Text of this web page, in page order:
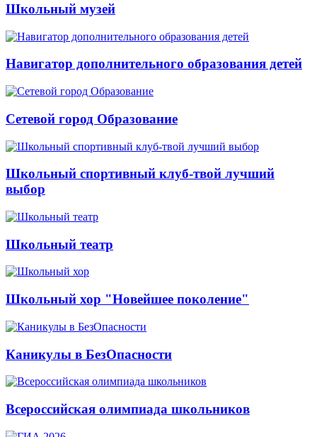
Школьный музей
Навигатор дополнительного образования детей
Сетевой город Образование
Школьный спортивный клуб-твой лучший
выбор
Школьный театр
Школьный хор "Новейшее поколение"
Каникулы в БезОпасности
Всероссийская олимпиада школьников